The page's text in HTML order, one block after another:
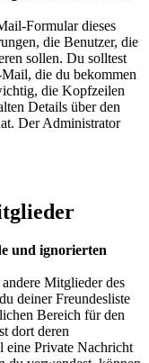
Formular dieses
die Benutzer, die
sollen. Du solltest
die du bekommen
die Kopfzeilen
Details über den
Der Administrator
und ignorierten
Mitglieder des
deiner Freundesliste
Bereich für den
dort deren
eine Private Nachricht